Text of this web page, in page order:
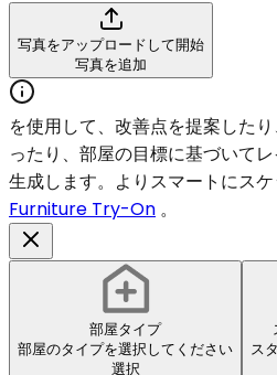
写真をアップロードして開始
写真を追加
を使用して、改善点を提案した
ったり、部屋の目標に基づいて
生成します。よりスマートにスケ
Furniture Try-On 。
部屋タイプ
部屋のタイプを選択してください
選択
ス